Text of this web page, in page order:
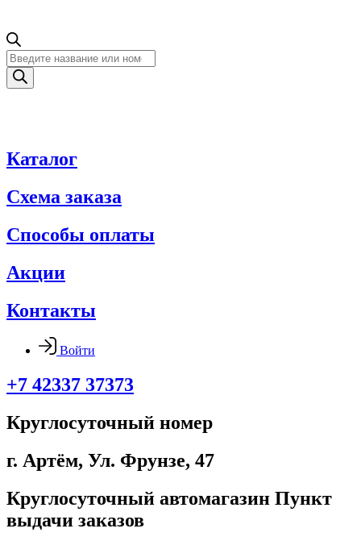
Поиск
товаров
Каталог
Схема заказа
Способы оплаты
Акции
Контакты
Войти
+7 42337 37373
Круглосуточный номер
г. Артём, ​Ул. Фрунзе, 47
Круглосуточный автомагазин Пункт
выдачи заказов